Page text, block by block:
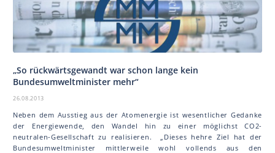
„So rückwärtsgewandt war schon lange kein
Bundesumweltminister mehr“
26.08.2013
Neben dem Ausstieg aus der Atomenergie ist wesentlicher Gedanke
der Energiewende, den Wandel hin zu einer möglichst CO2-
neutralen-Gesellschaft zu realisieren. „Dieses hehre Ziel hat der
Bundesumweltminister mittlerweile wohl vollends aus den